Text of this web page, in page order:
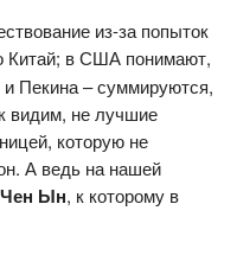
из-за попыток
Китай; в США понимают,
Пекина – суммируются,
видим, не лучшие
которую не
А ведь на нашей
Ын, к которому в